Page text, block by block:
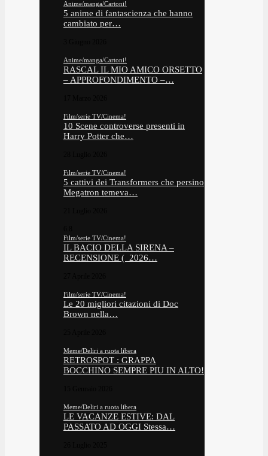
Anime/manga/Cartoni!
5 anime di fantascienza che hanno
cambiato per…
Anime/manga/Cartoni!
RASCAL IL MIO AMICO ORSETTO
– APPROFONDIMENTO –…
Film/serie TV/Cinema!
10 Scene controverse presenti in
Harry Potter che…
Film/serie TV/Cinema!
5 cattivi dei Transformers che persino
Megatron temeva…
Film/serie TV/Cinema!
IL BACIO DELLA SIRENA –
RECENSIONE ( 2026…
Film/serie TV/Cinema!
Le 20 migliori citazioni di Doc
Brown nella…
Meme/Deliri a ruota libera
RETROSPOT : GRAPPA
BOCCHINO SEMPRE PIU IN ALTO!
Meme/Deliri a ruota libera
LE VACANZE ESTIVE: DAL
PASSATO AD OGGI Stessa…